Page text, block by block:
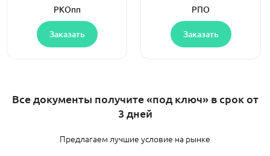
РКОпп
Заказать
РПО
Заказать
Все документы получите «под ключ» в срок от
3 дней
Предлагаем лучшие условие на рынке